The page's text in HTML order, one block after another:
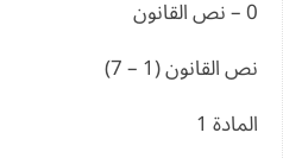
0 – نص القانون
نص القانون (1 – 7)
المادة 1